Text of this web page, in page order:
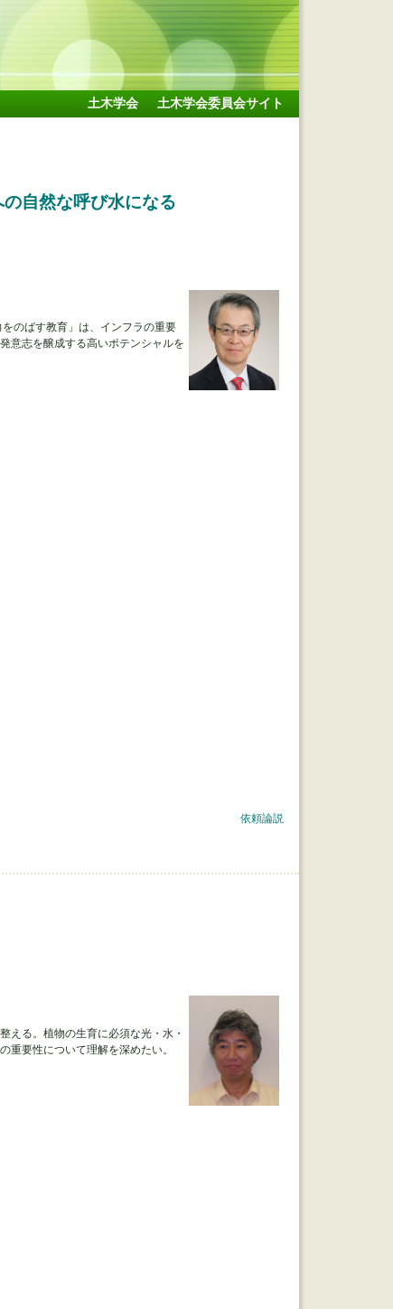
土木学会 土木学会委員会サイト
自然な呼び水になる
のばす教育」は、インフラの重要
意志を醸成する高いポテンシャルを
依頼論説
える。植物の生育に必須な光・水・
重要性について理解を深めたい。